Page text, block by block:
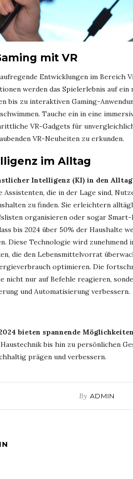
mit VR
Entwicklungen im Bereich
werden das Spielerlebnis auf ein
bis zu interaktiven Gaming-
Tauche ein in eine
VR-Gadgets für
VR-Neuheiten zu erkunden.
im Alltag
Intelligenz (KI) in den
Assistenten, die in der Lage sind,
zu finden. Sie erleichtern
organisieren oder sogar
bis 2024 über 50% der Haushalte
Diese Technologie wird
die den Lebensmittelvorrat
optimieren. Die
nicht nur auf Befehle reagieren,
und Automatisierung verbessern.
bieten spannende
bis hin zu persönlichen
prägen und verbessern.
By ADMIN